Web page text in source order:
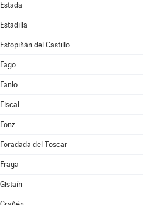
Estada
Estadilla
Estopiñán del Castillo
Fago
Fanlo
Fiscal
Fonz
Foradada del Toscar
Fraga
Gistaín